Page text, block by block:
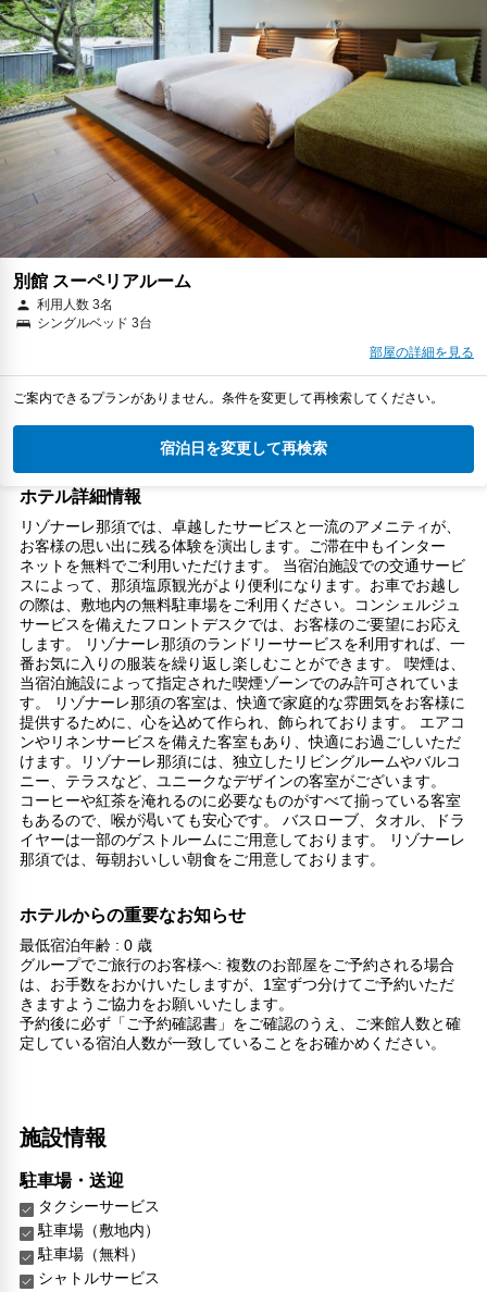
別館 スーペリアルーム
利用人数 3名
シングルベッド 3台
部屋の詳細を見る
ご案内できるプランがありません。条件を変更して再検索してください。
宿泊日を変更して再検索
ホテル詳細情報
リゾナーレ那須では、卓越したサービスと一流のアメニティが、
お客様の思い出に残る体験を演出します。ご滞在中もインター
ネットを無料でご利用いただけます。 当宿泊施設での交通サービ
スによって、那須塩原観光がより便利になります。お車でお越し
の際は、敷地内の無料駐車場をご利用ください。コンシェルジュ
サービスを備えたフロントデスクでは、お客様のご要望にお応え
します。 リゾナーレ那須のランドリーサービスを利用すれば、一
番お気に入りの服装を繰り返し楽しむことができます。 喫煙は、
当宿泊施設によって指定された喫煙ゾーンでのみ許可されていま
す。 リゾナーレ那須の客室は、快適で家庭的な雰囲気をお客様に
提供するために、心を込めて作られ、飾られております。 エアコ
ンやリネンサービスを備えた客室もあり、快適にお過ごしいただ
けます。リゾナーレ那須には、独立したリビングルームやバルコ
ニー、テラスなど、ユニークなデザインの客室がございます。
コーヒーや紅茶を淹れるのに必要なものがすべて揃っている客室
もあるので、喉が渇いても安心です。 バスローブ、タオル、ドラ
イヤーは一部のゲストルームにご用意しております。 リゾナーレ
那須では、毎朝おいしい朝食をご用意しております。
ホテルからの重要なお知らせ
最低宿泊年齢 : 0 歳
グループでご旅行のお客様へ: 複数のお部屋をご予約される場合
は、お手数をおかけいたしますが、1室ずつ分けてご予約いただ
きますようご協力をお願いいたします。
予約後に必ず「ご予約確認書」をご確認のうえ、ご来館人数と確
定している宿泊人数が一致していることをお確かめください。
施設情報
駐車場・送迎
タクシーサービス
駐車場（敷地内）
駐車場（無料）
シャトルサービス